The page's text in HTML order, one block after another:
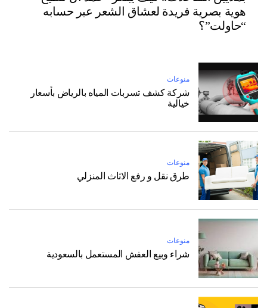
هوية بصرية فريدة لعشاق الشعر عبر حسابه
“حاولت”؟
منوعات
شركة كشف تسربات المياه بالرياض بأسعار
خيالية
منوعات
طرق نقل و رفع الاثاث المنزلي
منوعات
شراء وبيع العفش المستعمل بالسعودية